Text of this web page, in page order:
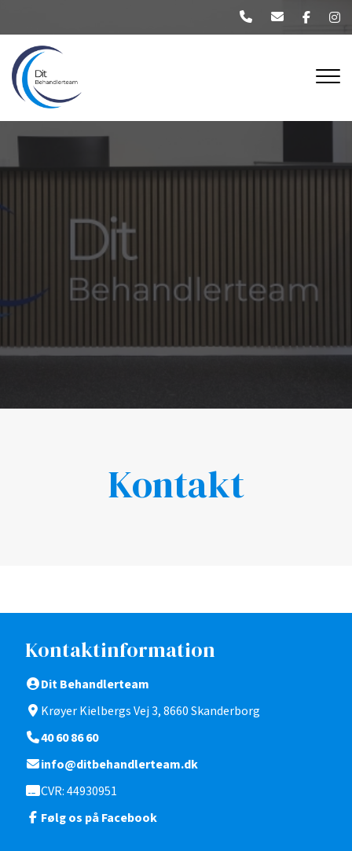
hovedindhold
Kontakt
Kontaktinformation
Dit Behandlerteam
Krøyer Kielbergs Vej 3, 8660 Skanderborg
40 60 86 60
info@ditbehandlerteam.dk
CVR: 44930951
Følg os på Facebook